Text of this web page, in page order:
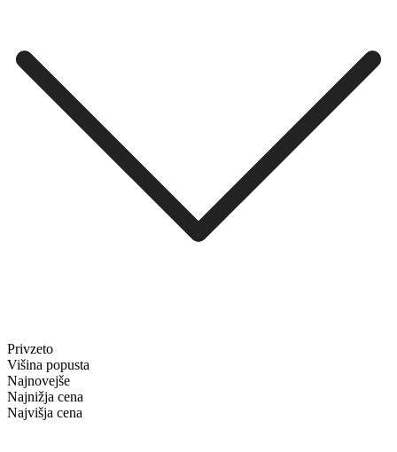
Privzeto
Višina popusta
Najnovejše
Najnižja cena
Najvišja cena